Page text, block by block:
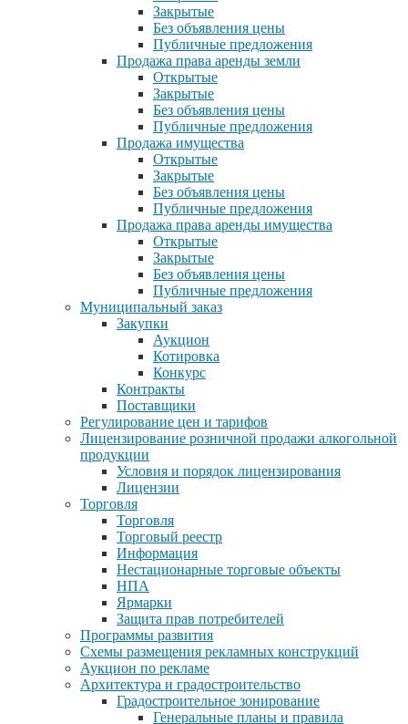
Закрытые
Без объявления цены
Публичные предложения
Продажа права аренды земли
Открытые
Закрытые
Без объявления цены
Публичные предложения
Продажа имущества
Открытые
Закрытые
Без объявления цены
Публичные предложения
Продажа права аренды имущества
Открытые
Закрытые
Без объявления цены
Публичные предложения
Муниципальный заказ
Закупки
Аукцион
Котировка
Конкурс
Контракты
Поставщики
Регулирование цен и тарифов
Лицензирование розничной продажи алкогольной
продукции
Условия и порядок лицензирования
Лицензии
Торговля
Торговля
Торговый реестр
Информация
Нестационарные торговые объекты
НПА
Ярмарки
Защита прав потребителей
Программы развития
Схемы размещения рекламных конструкций
Аукцион по рекламе
Архитектура и градостроительство
Градостроительное зонирование
Генеральные планы и правила